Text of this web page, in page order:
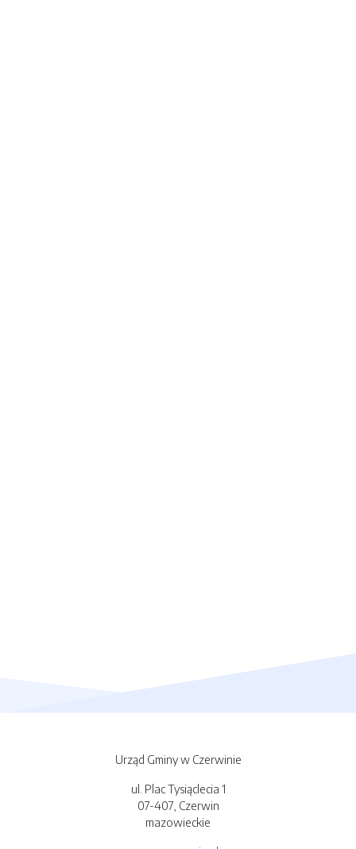
Urząd Gminy w Czerwinie
ul. Plac Tysiąclecia 1
07-407, Czerwin
mazowieckie